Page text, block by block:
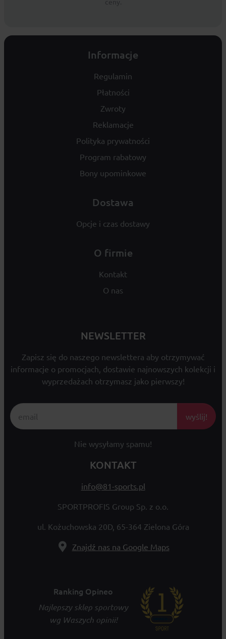
Informacje
Regulamin
Płatności
Zwroty
Reklamacje
Polityka prywatności
Program rabatowy
Bony upominkowe
Dostawa
Opcje i czas dostawy
O firmie
Kontakt
O nas
NEWSLETTER
Zapisz się do naszego newslettera aby otrzymywać
informacje o promocjach, dostawie najnowszych kolekcji i
wyprzedażach otrzymasz jako pierwszy!
wyślij!
Nie wysyłamy spamu!
KONTAKT
info@81-sports.pl
SPORTPROFIS Group Sp. z o.o.
ul. Kożuchowska 20D, 65-364 Zielona Góra
Znajdź nas na Google Maps
Ranking Opineo
Najlepszy sklep sportowy
wg Waszych opinii!